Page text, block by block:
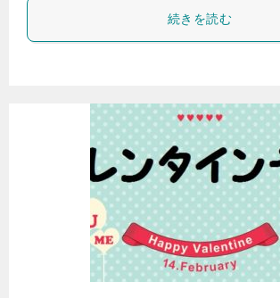
続きを読む